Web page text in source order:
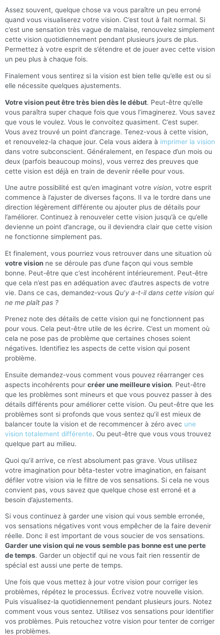
Assez souvent, quelque chose va vous paraître un peu erroné
quand vous visualiserez votre vision. C’est tout à fait normal. Si
c’est une sensation très vague de malaise, renouvelez simplement
cette vision quotidiennement pendant plusieurs jours de plus.
Permettez à votre esprit de s’étendre et de jouer avec cette vision
un peu plus à chaque fois.
Finalement vous sentirez si la vision est bien telle qu’elle est ou si
elle nécessite quelques ajustements.
Votre vision peut être très bien dès le début. Peut-être qu’elle
vous paraîtra super chaque fois que vous l’imaginerez. Vous savez
que vous le voulez. Vous le convoitez quasiment. C’est super.
Vous avez trouvé un point d’ancrage. Tenez-vous à cette vision,
et renouvelez-la chaque jour. Cela vous aidera à imprimer la vision
dans votre subconscient. Généralement, en l’espace d’un mois ou
deux (parfois beaucoup moins), vous verrez des preuves que
cette vision est déjà en train de devenir réelle pour vous.
Une autre possibilité est qu’en imaginant votre vision, votre esprit
commence à l’ajuster de diverses façons. Il va le tordre dans une
direction légèrement différente ou ajouter plus de détails pour
l’améliorer. Continuez à renouveler cette vision jusqu’à ce qu’elle
devienne un point d’ancrage, ou il deviendra clair que cette vision
ne fonctionne simplement pas.
Et finalement, vous pourriez vous retrouver dans une situation où
votre vision ne se déroule pas d’une façon qui vous semble
bonne. Peut-être que c’est incohérent intérieurement. Peut-être
que cela n’est pas en adéquation avec d’autres aspects de votre
vie. Dans ce cas, demandez-vous Qu’y a-t-il dans cette vision qui
ne me plaît pas ?
Prenez note des détails de cette vision qui ne fonctionnent pas
pour vous. Cela peut-être utile de les écrire. C’est un moment où
cela ne pose pas de problème que certaines choses soient
négatives. Identifiez les aspects de cette vision qui posent
problème.
Ensuite demandez-vous comment vous pouvez réarranger ces
aspects incohérents pour créer une meilleure vision. Peut-être
que les problèmes sont mineurs et que vous pouvez passer à des
détails différents pour améliorer cette vision. Ou peut-être que les
problèmes sont si profonds que vous sentez qu’il est mieux de
balancer toute la vision et de recommencer à zéro avec une
vision totalement différente. Ou peut-être que vous vous trouvez
quelque part au milieu.
Quoi qu’il arrive, ce n’est absolument pas grave. Vous utilisez
votre imagination pour bêta-tester votre imagination, en faisant
défiler votre vision via le filtre de vos sensations. Si cela ne vous
convient pas, vous savez que quelque chose est erroné et a
besoin d’ajustements.
Si vous continuez à garder une vision qui vous semble erronée,
vos sensations négatives vont vous empêcher de la faire devenir
réelle. Donc il est important de vous soucier de vos sensations.
Garder une vision qui ne vous semble pas bonne est une perte
de temps. Garder un objectif qui ne vous fait rien ressentir de
spécial est aussi une perte de temps.
Une fois que vous mettez à jour votre vision pour corriger les
problèmes, répétez le processus. Écrivez votre nouvelle vision.
Puis visualisez-la quotidiennement pendant plusieurs jours. Notez
comment vous vous sentez. Utilisez vos sensations pour identifier
vos problèmes. Puis retouchez votre vision pour tenter de corriger
les problèmes.